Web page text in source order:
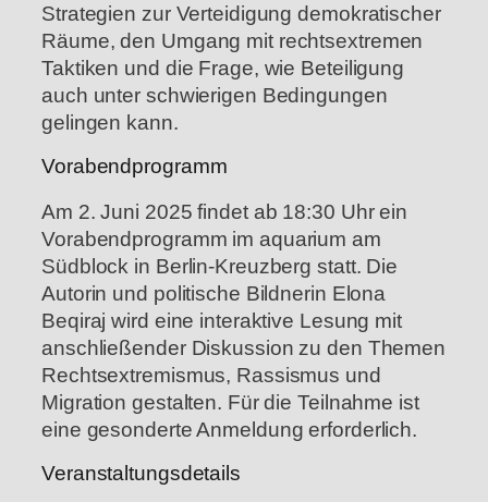
Strategien zur Verteidigung demokratischer
Räume, den Umgang mit rechtsextremen
Taktiken und die Frage, wie Beteiligung
auch unter schwierigen Bedingungen
gelingen kann.
Vorabendprogramm
Am 2. Juni 2025 findet ab 18:30 Uhr ein
Vorabendprogramm im aquarium am
Südblock in Berlin-Kreuzberg statt. Die
Autorin und politische Bildnerin Elona
Beqiraj wird eine interaktive Lesung mit
anschließender Diskussion zu den Themen
Rechtsextremismus, Rassismus und
Migration gestalten. Für die Teilnahme ist
eine gesonderte Anmeldung erforderlich.
Veranstaltungsdetails